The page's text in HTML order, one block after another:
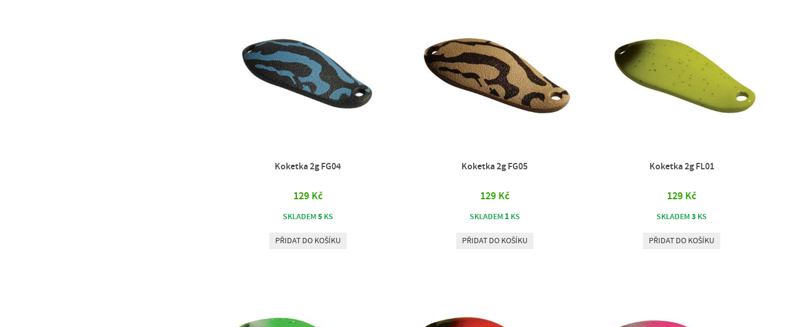
Koketka 2g FG04
129 Kč
SKLADEM5KS
PŘIDAT DO KOŠÍKU
Koketka 2g FG05
129 Kč
SKLADEM 1KS
PŘIDAT DO KOŠÍKU
Koketka 2g FL01
129 Kč
SKLADEM3 KS
PŘIDAT DO KOŠÍKU